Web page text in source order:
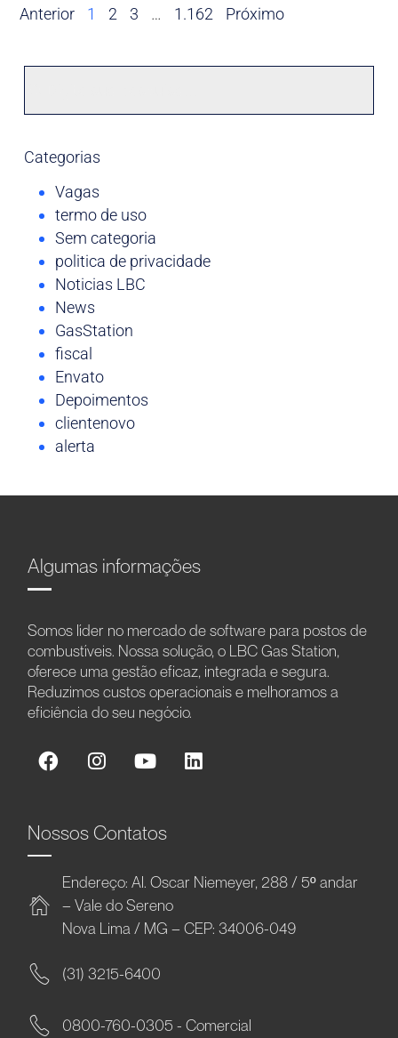
Anterior 1 2 3 … 1.162 Próximo
Categorias
Vagas
termo de uso
Sem categoria
politica de privacidade
Noticias LBC
News
GasStation
fiscal
Envato
Depoimentos
clientenovo
alerta
Algumas informações
Somos líder no mercado de software para postos de
combustíveis. Nossa solução, o LBC Gas Station,
oferece uma gestão eficaz, integrada e segura.
Reduzimos custos operacionais e melhoramos a
eficiência do seu negócio.
Nossos Contatos
Endereço: Al. Oscar Niemeyer, 288 / 5º andar
– Vale do Sereno
Nova Lima / MG – CEP: 34006-049
(31) 3215-6400
0800-760-0305 - Comercial